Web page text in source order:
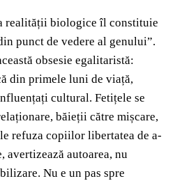
realității biologice îl constituie
punct de vedere al genului”.
obsesie egalitaristă:
din primele luni de viață,
cultural. Fetițele se
băieții către mișcare,
refuza copiilor libertatea de a-
avertizează autoarea, nu
Nu e un pas spre